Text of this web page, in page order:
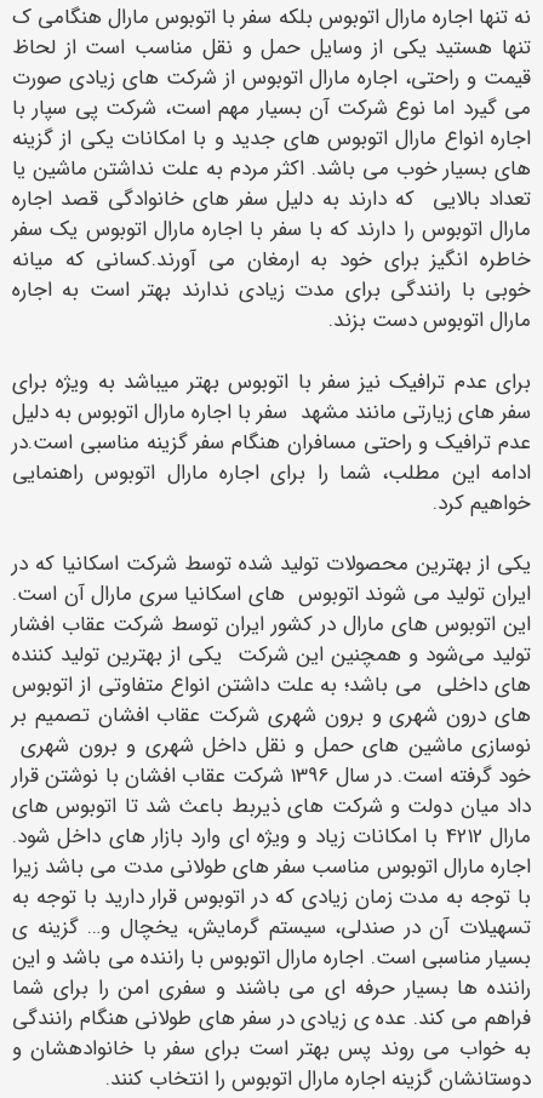
نه تنها اجاره مارال اتوبوس بلکه سفر با اتوبوس مارال هنگامی ک
تنها هستید یکی از وسایل حمل و نقل مناسب است از لحاظ
قیمت و راحتی، اجاره مارال اتوبوس از شرکت های زیادی صورت
می گیرد اما نوع شرکت آن بسیار مهم است، شرکت پی سپار با
اجاره انواع مارال اتوبوس های جدید و با امکانات یکی از گزینه
های بسیار خوب می باشد. اکثر مردم به علت نداشتن ماشین یا
تعداد بالایی که دارند به دلیل سفر های خانوادگی قصد اجاره
مارال اتوبوس را دارند که با سفر با اجاره مارال اتوبوس یک سفر
خاطره انگیز برای خود به ارمغان می آورند.کسانی که میانه
خوبی با رانندگی برای مدت زیادی ندارند بهتر است به اجاره
مارال اتوبوس دست بزند.
برای عدم ترافیک نیز سفر با اتوبوس بهتر میباشد به ویژه برای
سفر های زیارتی مانند مشهد سفر با اجاره مارال اتوبوس به دلیل
عدم ترافیک و راحتی مسافران هنگام سفر گزینه مناسبی است.در
ادامه این مطلب، شما را برای اجاره مارال اتوبوس راهنمایی
خواهیم کرد.
یکی از بهترین محصولات تولید شده توسط شرکت اسکانیا که در
ایران تولید می‌ شوند اتوبوس های اسکانیا سری مارال آن است.
این اتوبوس های مارال در کشور ایران توسط شرکت عقاب افشار
تولید می‌شود و همچنین این شرکت یکی از بهترین تولید کننده
های داخلی می باشد؛ به علت داشتن انواع متفاوتی از اتوبوس
های درون شهری و برون شهری شرکت عقاب افشان تصمیم بر
نوسازی ماشین های حمل و نقل داخل شهری و برون شهری
خود گرفته است. در سال 1396 شرکت عقاب افشان با نوشتن قرار
داد میان دولت و شرکت های ذیربط باعث شد تا اتوبوس های
مارال 4212 با امکانات زیاد و ویژه ای وارد بازار های داخل شود.
اجاره مارال اتوبوس مناسب سفر های طولانی مدت می باشد زیرا
با توجه به مدت زمان زیادی که در اتوبوس قرار دارید با توجه به
تسهیلات آن در صندلی، سیستم گرمایش، یخچال و… گزینه ی
بسیار مناسبی است‌. اجاره مارال اتوبوس با راننده می باشد و این
راننده ها بسیار حرفه ای می باشند و سفری امن را برای شما
فراهم می کند. عده ی زیادی در سفر های طولانی هنگام رانندگی
به خواب می روند پس بهتر است برای سفر با خانوادهشان و
دوستانشان گزینه اجاره مارال اتوبوس را انتخاب کنند.